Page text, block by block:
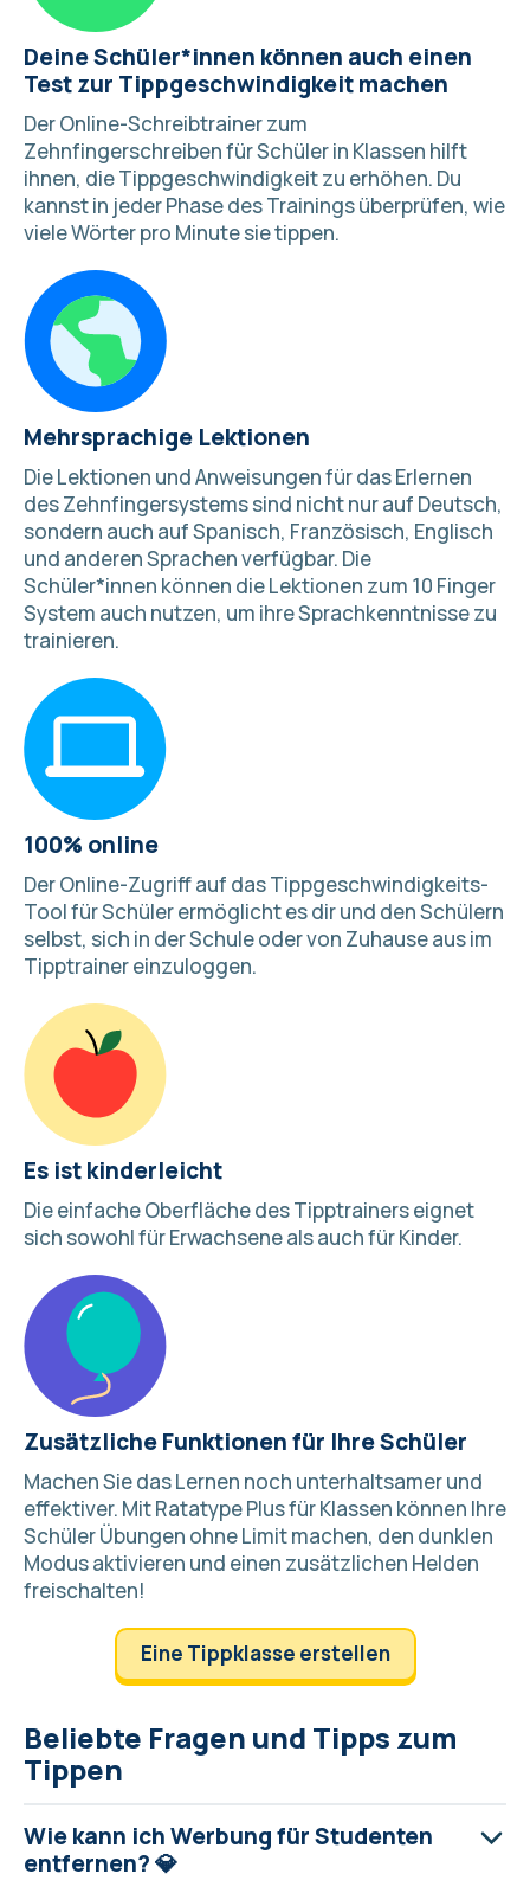
Deine Schüler*innen können auch einen
Test zur Tippgeschwindigkeit machen
Der Online-Schreibtrainer zum
Zehnfingerschreiben für Schüler in Klassen hilft
ihnen, die Tippgeschwindigkeit zu erhöhen. Du
kannst in jeder Phase des Trainings überprüfen, wie
viele Wörter pro Minute sie tippen.
Mehrsprachige Lektionen
Die Lektionen undAnweisungen für das Erlernen
des Zehnfingersystemssind nicht nur auf Deutsch,
sondern auch auf Spanisch, Französisch, Englisch
und anderen Sprachenverfügbar. Die
Schüler*innen können die Lektionen zum 10 Finger
System auch nutzen, um ihre Sprachkenntnisse zu
trainieren.
100% online
Der Online-Zugriff auf das Tippgeschwindigkeits-
Tool für Schüler ermöglicht es dir und den Schülern
selbst, sich in der Schule oder von Zuhause aus im
Tipptrainer einzuloggen.
Es ist kinderleicht
Die einfache Oberfläche des Tipptrainers eignet
sich sowohl für Erwachsene als auch für Kinder.
Zusätzliche Funktionen für Ihre Schüler
Machen Sie das Lernen noch unterhaltsamer und
effektiver. MitRatatype Plus für Klassen können Ihre
Schüler Übungen ohne Limit machen, den dunklen
Modus aktivieren und einen zusätzlichen Helden
freischalten!
Eine Tippklasse erstellen
Beliebte Fragen und Tipps zum
Tippen
Wie kann ich Werbung für Studenten
entfernen? 💎